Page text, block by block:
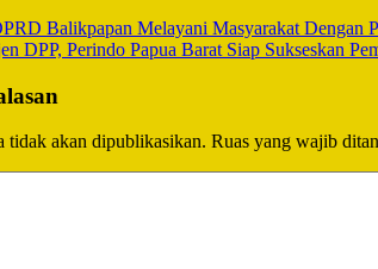
Balikpapan Melayani Masyarakat Dengan
DPP, Perindo Papua Barat Siap Sukseskan
tidak akan dipublikasikan. Ruas yang wajib